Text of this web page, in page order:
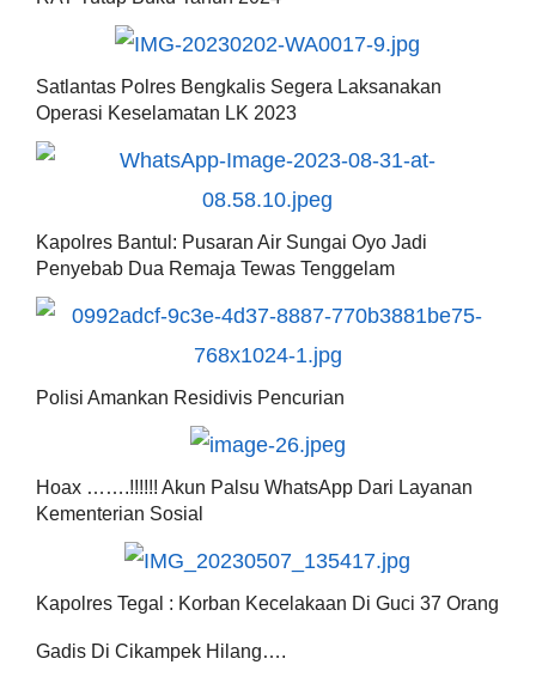
Satlantas Polres Bengkalis Segera Laksanakan
Operasi Keselamatan LK 2023
Kapolres Bantul: Pusaran Air Sungai Oyo Jadi
Penyebab Dua Remaja Tewas Tenggelam
Polisi Amankan Residivis Pencurian
Hoax …….!!!!!! Akun Palsu WhatsApp Dari Layanan
Kementerian Sosial
Kapolres Tegal : Korban Kecelakaan Di Guci 37 Orang
Gadis Di Cikampek Hilang….